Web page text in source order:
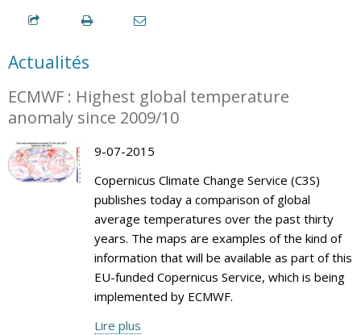
Actualités
ECMWF : Highest global temperature
anomaly since 2009/10
9-07-2015
Copernicus Climate Change Service (C3S)
publishes today a comparison of global
average temperatures over the past thirty
years. The maps are examples of the kind of
information that will be available as part of this
EU-funded Copernicus Service, which is being
implemented by ECMWF.
Lire plus